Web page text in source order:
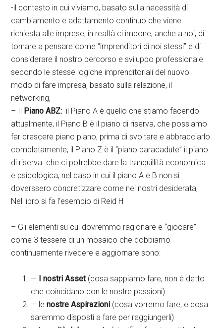
-il contesto in cui viviamo, basato sulla necessità di
cambiamento e adattamento continuo che viene
richiesta alle imprese, in realtà ci impone, anche a noi, di
tornare a pensare come “imprenditori di noi stessi” e di
considerare il nostro percorso e sviluppo professionale
secondo le stesse logiche imprenditoriali del nuovo
modo di fare impresa, basato sulla relazione, il
networking,
– Il Piano ABZ: il Piano A è quello che stiamo facendo
attualmente, il Piano B è il piano di riserva, che possiamo
far crescere piano piano, prima di svoltare e abbracciarlo
completamente; il Piano Z è il “piano paracadute” il piano
di riserva che ci potrebbe dare la tranquillità economica
e psicologica, nel caso in cui il piano A e B non si
doverssero concretizzare come nei nostri desiderata;
Nel libro si fa l’esempio di Reid H
– Gli elementi su cui dovremmo ragionare e “giocare”
come 3 tessere di un mosaico che dobbiamo
continuamente rivedere e aggiornare sono:
— I nostri Asset(cosa sappiamo fare, non è detto
che coincidano con le nostre passioni)
— le nostre Aspirazioni (cosa vorremo fare, e cosa
saremmo disposti a fare per raggiungerli)